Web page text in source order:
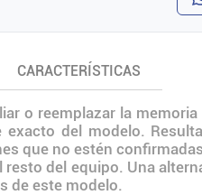
CARACTERÍSTICAS
o reemplazar la
del modelo.
que no estén
del equipo. Una
de este modelo.